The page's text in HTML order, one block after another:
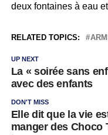
deux fontaines à eau
RELATED TOPICS:
UP NEXT
La « soirée sans
avec des enfants
DON'T MISS
Elle dit que la vie
manger des Choco